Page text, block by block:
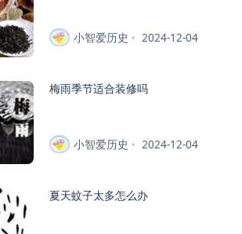
小智爱历史 2024-12-04
梅雨季节适合装修吗
小智爱历史 2024-12-04
夏天蚊子太多怎么办